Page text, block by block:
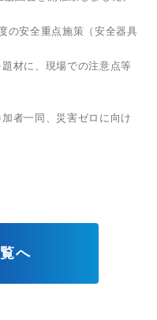
の安全重点施策（安全器具
材に、現場での注意点等
者一同、災害ゼロに向け
へ